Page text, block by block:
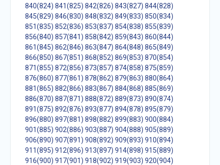
840(824) 841(825) 842(826) 843(827) 844(828)
845(829) 846(830) 848(832) 849(833) 850(834)
851(835) 852(836) 853(837) 854(838) 855(839)
856(840) 857(841) 858(842) 859(843) 860(844)
861(845) 862(846) 863(847) 864(848) 865(849)
866(850) 867(851) 868(852) 869(853) 870(854)
871(855) 872(856) 873(857) 874(858) 875(859)
876(860) 877(861) 878(862) 879(863) 880(864)
881(865) 882(866) 883(867) 884(868) 885(869)
886(870) 887(871) 888(872) 889(873) 890(874)
891(875) 892(876) 893(877) 894(878) 895(879)
896(880) 897(881) 898(882) 899(883) 900(884)
901(885) 902(886) 903(887) 904(888) 905(889)
906(890) 907(891) 908(892) 909(893) 910(894)
911(895) 912(896) 913(897) 914(898) 915(889)
916(900) 917(901) 918(902) 919(903) 920(904)